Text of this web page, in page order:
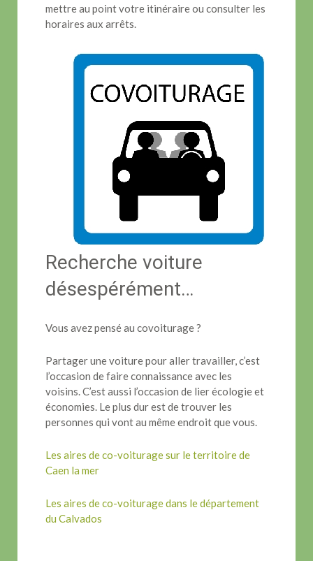
mettre au point votre itinéraire ou consulter les
horaires aux arrêts.
Recherche voiture
désespérément…
Vous avez pensé au covoiturage ?
Partager une voiture pour aller travailler, c’est
l’occasion de faire connaissance avec les
voisins. C’est aussi l’occasion de lier écologie et
économies. Le plus dur est de trouver les
personnes qui vont au même endroit que vous.
Les aires de co-voiturage sur le territoire de
Caen la mer
Les aires de co-voiturage dans le département
du Calvados